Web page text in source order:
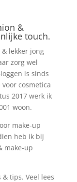
&
touch.
lekker jong
zorg wel
is sinds
cosmetica
2017 werk ik
woon.
make-up
heb ik bij
make-up
tips. Veel lees